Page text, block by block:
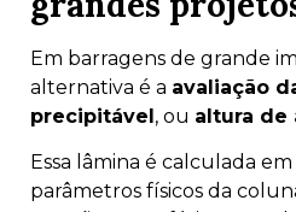
Em barragens de grande
alternativa é a avaliação
precipitável, ou altura de
Essa lâmina é calculada
parâmetros físicos da